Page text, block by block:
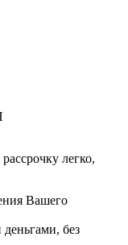
легко,
Вашего
без